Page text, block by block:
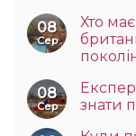
08
Сер
Хто
08
Сер
знати